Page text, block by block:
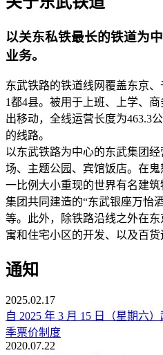
以关东私铁最长的铁道为
业务。
东武铁路的铁道线网覆盖东京
1都4县。被用于上班、上学、
出移动，全线运营长度为463.3
的线路。
以东武铁路为中心的东武集团
场、主题公园、宾馆饭店。在
一比例大小重现的世界有名建
集团共同建造的“东武银座万怡
等。此外，除铁路沿线之外在
寓和住宅小区的开发、以及百货
通知
2025.02.17
自 2025 年 3 月 15 日（星期六
季票价制度
2020.07.22